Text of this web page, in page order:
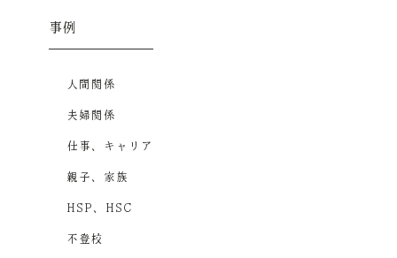
事例
人間関係
夫婦関係
仕事、キャリア
親子、家族
HSP、HSC
不登校